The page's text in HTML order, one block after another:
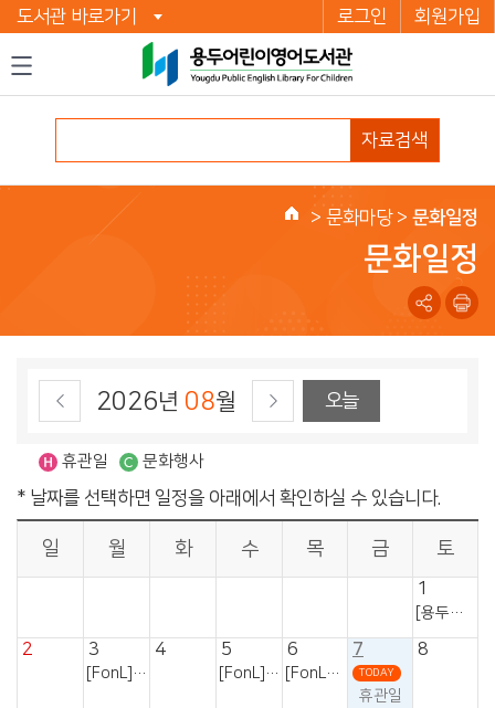
도서관 바로가기 로그인 회원가입
자료검색
홈
> 문화마당> 문화일정
문화일정
2026년 08월 오늘
휴관일 문화행사
일 월 화 수 목 금 토
1
[용두나래 영어스토리텔링]
2 3
[FonL] 3분기 원어민과 함께 원서 읽기 (A), (B)
4 5
[FonL] 3분기 Together 영어보드게임 (A), (B)
6
[FonL] 3분기 여행 영어로 유럽 한 바퀴(독일, 프랑스)
7
TODAY
휴관일
8